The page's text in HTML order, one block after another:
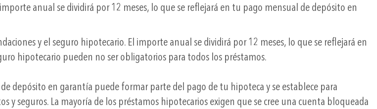
anual se dividirá por 12 meses, lo que se reflejará en tu pago mensual de depósito en
y el seguro hipotecario. El importe anual se dividirá por 12 meses, lo que se reflejará en
hipotecario pueden no ser obligatorios para todos los préstamos.
depósito en garantía puede formar parte del pago de tu hipoteca y se establece para
y seguros. La mayoría de los préstamos hipotecarios exigen que se cree una cuenta bloqueada